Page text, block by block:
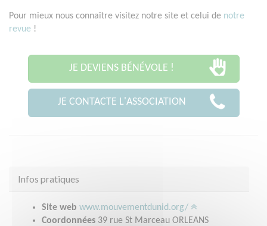
Pour mieux nous connaître visitez notre site et celui de notre
revue !
JE DEVIENS BÉNÉVOLE !
JE CONTACTE L'ASSOCIATION
Infos pratiques
Site web www.mouvementdunid.org/
Coordonnées 39 rue St Marceau ORLEANS